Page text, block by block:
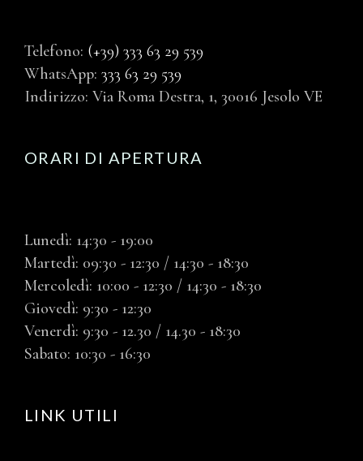
Telefono: (+39) 333 63 29 539
WhatsApp: 333 63 29 539
Indirizzo: Via Roma Destra, 1, 30016 Jesolo VE
ORARI DI APERTURA
Lunedì: 14:30 - 19:00
Martedì: 09:30 - 12:30 / 14:30 - 18:30
Mercoledì: 10:00 - 12:30 / 14:30 - 18:30
Giovedì: 9:30 - 12:30
Venerdì: 9:30 - 12.30 / 14.30 - 18:30
Sabato: 10:30 - 16:30
LINK UTILI